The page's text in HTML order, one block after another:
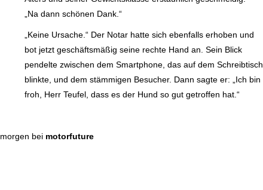
„Na dann schönen Dank.“
„Keine Ursache.“ Der Notar hatte sich ebenfalls erhoben und
bot jetzt geschäftsmäßig seine rechte Hand an. Sein Blick
pendelte zwischen dem Smartphone, das auf dem Schreibtisch
blinkte, und dem stämmigen Besucher. Dann sagte er: „Ich bin
froh, Herr Teufel, dass es der Hund so gut getroffen hat.“
morgen bei motorfuture